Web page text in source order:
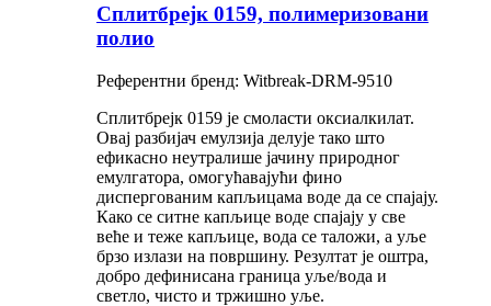
Сплитбрејк 0159, полимеризовани
полио
Референтни бренд: Witbreak-DRM-9510
Сплитбрејк 0159 је смоласти оксиалкилат.
Овај разбијач емулзија делује тако што
ефикасно неутралише јачину природног
емулгатора, омогућавајући фино
диспергованим капљицама воде да се спајају.
Како се ситне капљице воде спајају у све
веће и теже капљице, вода се таложи, а уље
брзо излази на површину. Резултат је оштра,
добро дефинисана граница уље/вода и
светло, чисто и тржишно уље.